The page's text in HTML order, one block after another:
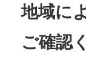
地域に
ご確認